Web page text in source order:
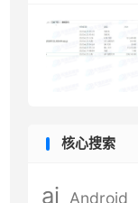
核心搜索
ai Android